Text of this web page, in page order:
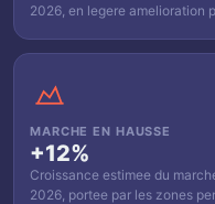
2026, en legere amelioration
MARCHE EN HAUSSE
+12%
Croissance estimee du
2026, portee par les zones